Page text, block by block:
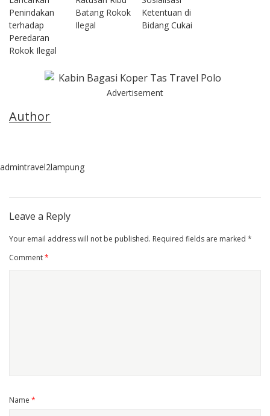
Penindakan
terhadap
Peredaran
Rokok Ilegal
Batang Rokok
Ilegal
Ketentuan di
Bidang Cukai
Advertisement
Author
admintravel2lampung
Leave a Reply
Your email address will not be published. Required fields are marked *
Comment*
Name *